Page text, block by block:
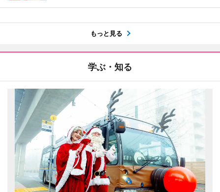
もっと見る
学ぶ・知る